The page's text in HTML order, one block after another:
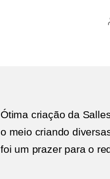
Ótima criação da
o meio criando
foi um prazer para o